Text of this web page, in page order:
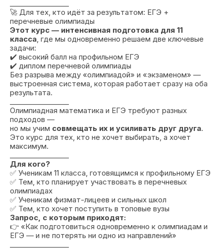
🚀 Для тех, кто идёт за результатом: ЕГЭ +
перечневые олимпиады
Этот курс — интенсивная подготовка для 11
класса, где мы одновременно решаем две ключевые
задачи:
✔️ высокий балл на профильном ЕГЭ
✔️ диплом перечневой олимпиады
Без разрыва между «олимпиадой» и «экзаменом» —
выстроенная система, которая работает сразу на оба
результата.
Олимпиадная математика и ЕГЭ требуют разных
подходов —
но мы учим совмещать их и усиливать друг друга.
Это курс для тех, кто не хочет выбирать, а хочет
максимум.
Для кого?
✅ Ученикам 11 класса, готовящимся к профильному ЕГЭ
✅ Тем, кто планирует участвовать в перечневых
олимпиадах
✅ Ученикам физмат-лицеев и сильных школ
✅ Тем, кто хочет поступить в топовые вузы
Запрос, с которым приходят:
👉 «Как подготовиться одновременно к олимпиадам и
ЕГЭ — и не потерять ни одно из направлений»